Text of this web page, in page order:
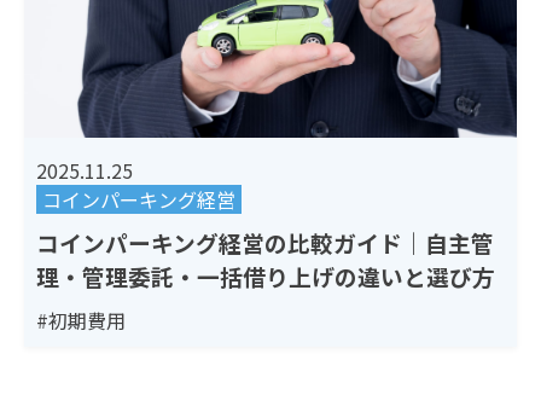
2025.11.25
コインパーキング経営
コインパーキング経営の比較ガイド｜自主管
理・管理委託・一括借り上げの違いと選び方
#初期費用